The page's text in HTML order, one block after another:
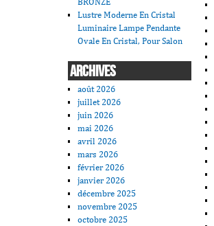
Lustre Moderne En Cristal
Luminaire Lampe Pendante
Ovale En Cristal, Pour Salon
ARCHIVES
août 2026
juillet 2026
juin 2026
mai 2026
avril 2026
mars 2026
février 2026
janvier 2026
décembre 2025
novembre 2025
octobre 2025